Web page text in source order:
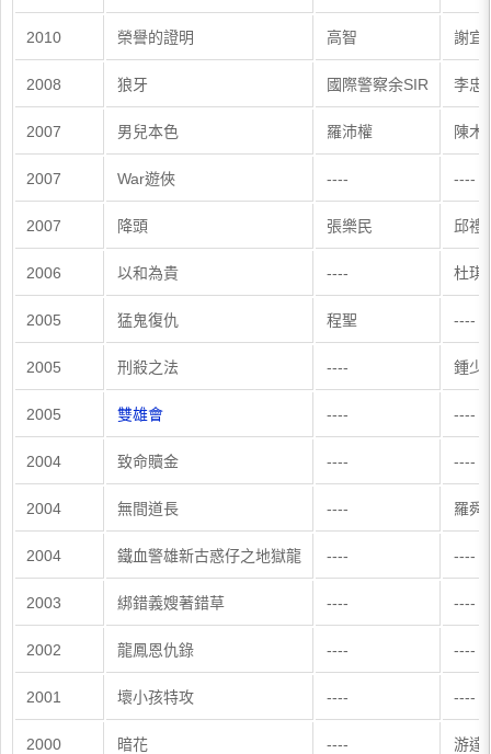
2010 榮譽的證明 高智 謝宜
2008 狼牙 國際警察余SIR 李忠
2007 男兒本色 羅沛權 陳木
2007 War遊俠 ---- ----
2007 降頭 張樂民 邱禮
2006 以和為貴 ---- 杜琪
2005 猛鬼復仇 程聖 ----
2005 刑殺之法 ---- 鍾少
2005 雙雄會 ---- ----
2004 致命贖金 ---- ----
2004 無間道長 ---- 羅舜
2004 鐵血警雄新古惑仔之地獄龍 ---- ----
2003 綁錯義嫂著錯草 ---- ----
2002 龍鳳恩仇錄 ---- ----
2001 壞小孩特攻 ---- ----
2000 暗花 ---- 游達